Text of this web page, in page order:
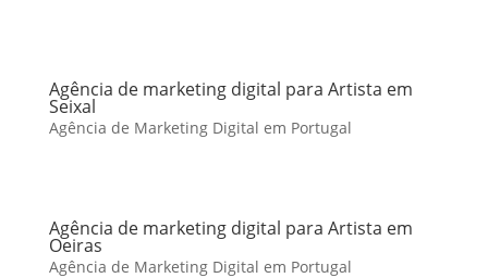
Agência de marketing digital para Artista em
Seixal
Agência de Marketing Digital em Portugal
Agência de marketing digital para Artista em
Oeiras
Agência de Marketing Digital em Portugal